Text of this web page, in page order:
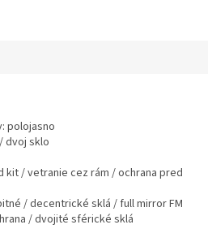
polojasno
dvoj sklo
kit / vetranie cez rám / ochrana pred
/ decentrické sklá / full mirror FM
/ dvojité sférické sklá